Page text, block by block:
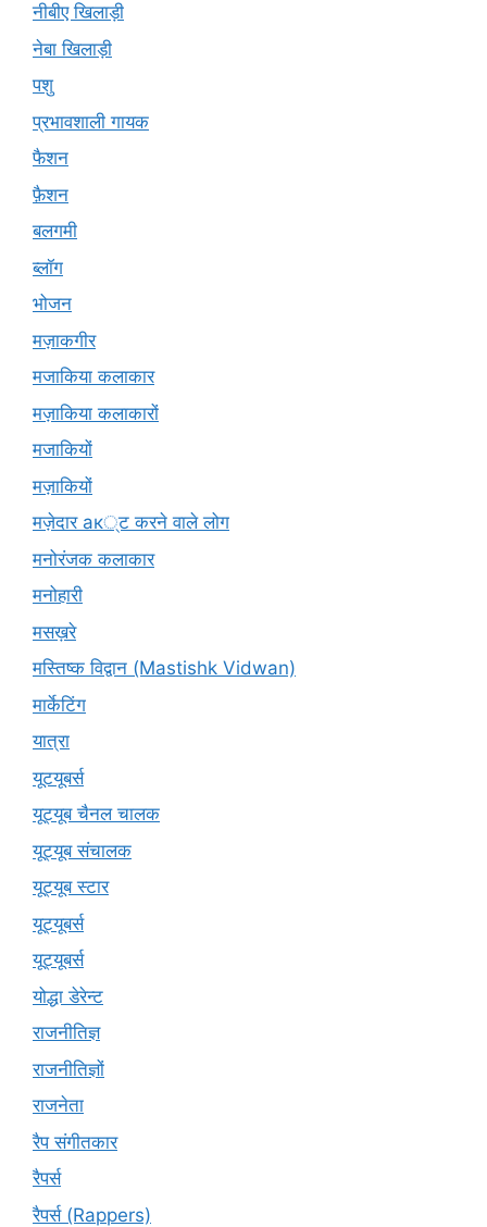
नीबीए खिलाड़ी
नेबा खिलाड़ी
पशु
प्रभावशाली गायक
फैशन
फ़ैशन
बलगमी
ब्लॉग
भोजन
मज़ाकगीर
मजाकिया कलाकार
मज़ाकिया कलाकारों
मजाकियों
मज़ाकियों
मज़ेदार ак्ट करने वाले लोग
मनोरंजक कलाकार
मनोहारी
मसख़रे
मस्तिष्क विद्वान (Mastishk Vidwan)
मार्केटिंग
यात्रा
यूटयूबर्स
यूट्यूब चैनल चालक
यूट्यूब संचालक
यूट्यूब स्टार
यूट्‍यूबर्स
यूट्यूबर्स
योद्धा डेरेन्ट
राजनीतिज्ञ
राजनीतिज्ञों
राजनेता
रैप संगीतकार
रैपर्स
रैपर्स (Rappers)